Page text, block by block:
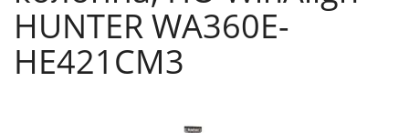
HUNTER WA360E-
HE421CM3